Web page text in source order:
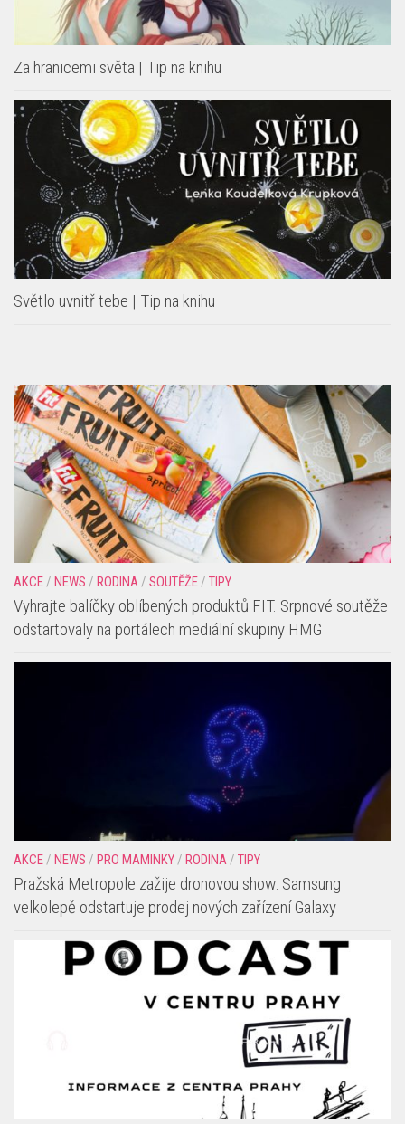
Za hranicemi světa | Tip na knihu
Světlo uvnitř tebe | Tip na knihu
AKCE/ NEWS / RODINA/ SOUTĚŽE/ TIPY
Vyhrajte balíčky oblíbených produktů FIT. Srpnové soutěže
odstartovaly na portálech mediální skupiny HMG
AKCE / NEWS / PRO MAMINKY / RODINA / TIPY
Pražská Metropole zažije dronovou show: Samsung
velkolepě odstartuje prodej nových zařízení Galaxy